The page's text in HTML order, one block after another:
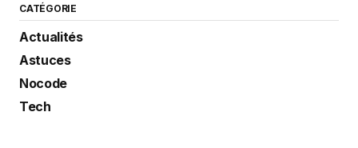
CATÉGORIE
Actualités
Astuces
Nocode
Tech